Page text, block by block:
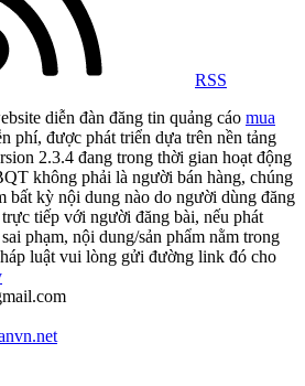
RSS
diễn đàn đăng tin quảng cáo mua
phí, được phát triển dựa trên nền tảng
2.3.4 đang trong thời gian hoạt động
không phải là người bán hàng, chúng
bất kỳ nội dung nào do người dùng đăng
tiếp với người đăng bài, nếu phát
phạm, nội dung/sản phẩm nằm trong
luật vui lòng gửi đường link đó cho